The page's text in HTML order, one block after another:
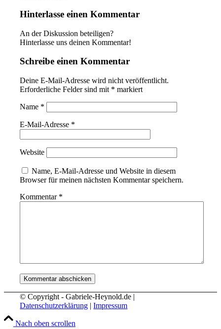
Hinterlasse einen Kommentar
An der Diskussion beteiligen?
Hinterlasse uns deinen Kommentar!
Schreibe einen Kommentar
Deine E-Mail-Adresse wird nicht veröffentlicht.
Erforderliche Felder sind mit * markiert
Name *
E-Mail-Adresse *
Website
Name, E-Mail-Adresse und Website in diesem
Browser für meinen nächsten Kommentar speichern.
Kommentar *
© Copyright - Gabriele-Heynold.de |
Datenschutzerklärung |Impressum
Nach oben scrollen